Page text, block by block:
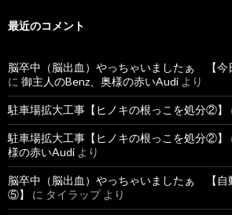
最近のコメント
脳卒中（脳出血）やっちゃいましたぁ 【今
に 御主人のBenz、奥様の赤いAudi より
駐車場拡大工事【ヒノキの根っこを処分②】
駐車場拡大工事【ヒノキの根っこを処分②】
様の赤いAudi より
脳卒中（脳出血）やっちゃいましたぁ 【自
⑤】
に タイラップより